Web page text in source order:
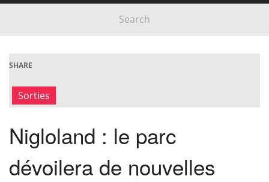
SHARE
Sorties
Nigloland : le parc
dévoilera de nouvelles